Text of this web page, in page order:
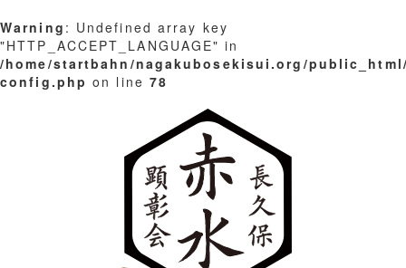
Warning : Undefined array key
"HTTP_ACCEPT_LANGUAGE" in
/home/startbahn/nagakubosekisui.org/
config.php on line 78